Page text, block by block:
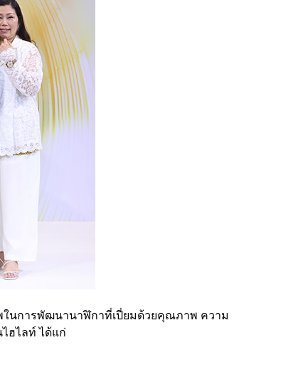
ในการพัฒนานาฬิกาที่เปี่ยมด้วยคุณภาพ ความ
ฮไลท์ ได้แก่